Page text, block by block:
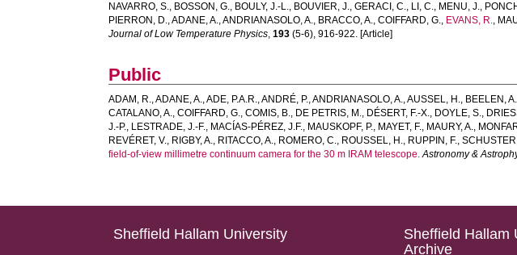
NAVARRO, S., BOSSON, G., BOULY, J.-L., BOUVIER, J.,GERACI, C., LI, C., MENU, J.,
PIERRON, D.,ADANE, A.,ANDRIANASOLO, A., BRACCO, A.,COIFFARD, G., EVANS, R.,
Journal of Low Temperature Physics,193 (5-6), 916-922. [Article]
Public
ADAM, R.,ADANE, A.,ADE, P.A.R.,ANDRÉ, P.,ANDRIANASOLO, A.,AUSSEL, H., BEELEN, A.
CATALANO, A.,COIFFARD, G.,COMIS, B., DE PETRIS, M., DÉSERT, F.-X., DOYLE, S.,
J.-P., LESTRADE, J.-F., MACÍAS-PÉREZ, J.F., MAUSKOPF, P., MAYET, F., MAURY, A.,
REVÉRET, V., RIGBY, A., RITACCO, A., ROMERO, C., ROUSSEL, H., RUPPIN, F.,
field-of-view millimetre continuum camera for the 30 m IRAM telescope. Astronomy &
Sheffield Hallam University
Sheffield Hallam
Archive